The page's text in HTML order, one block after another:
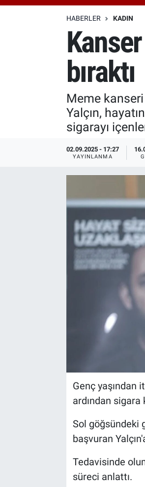
HABERLER KADIN
bıraktı
Meme kanseri
Yalçın,
sigarayı
02.09.2025 - 17:27
YAYINLANMA
Genç yaşından
ardından sigara
Sol göğsündeki
başvuran
Tedavisinde
süreci anlattı.
Özel Haberler
Özel Haberler
Erişim Bilgileri
Haber Arşivi